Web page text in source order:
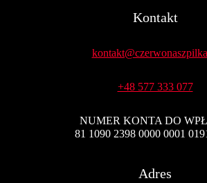
Kontakt
+48 577 333 077
NUMER KONTA DO
81 1090 2398 0000 0001
Adres